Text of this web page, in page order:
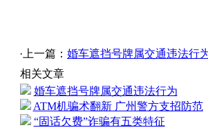
·上一篇： 婚车遮挡号牌属交通违法行
相关文章
婚车遮挡号牌属交通违法行为
ATM机骗术翻新 广州警方支招防范
“固话欠费”诈骗有五类特征